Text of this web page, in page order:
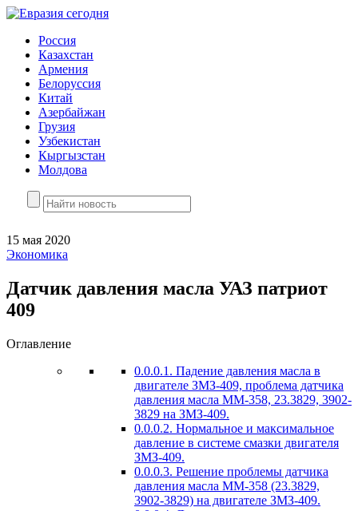
Россия
Казахстан
Армения
Белоруссия
Китай
Азербайжан
Грузия
Узбекистан
Кыргызстан
Молдова
15 мая 2020
Экономика
Датчик давления масла УАЗ патриот
409
Оглавление
0.0.0.1. Падение давления масла в
двигателе ЗМЗ-409, проблема датчика
давления масла ММ-358, 23.3829, 3902-
3829 на ЗМЗ-409.
0.0.0.2. Нормальное и максимальное
давление в системе смазки двигателя
ЗМЗ-409.
0.0.0.3. Решение проблемы датчика
давления масла ММ-358 (23.3829,
3902-3829) на двигателе ЗМЗ-409.